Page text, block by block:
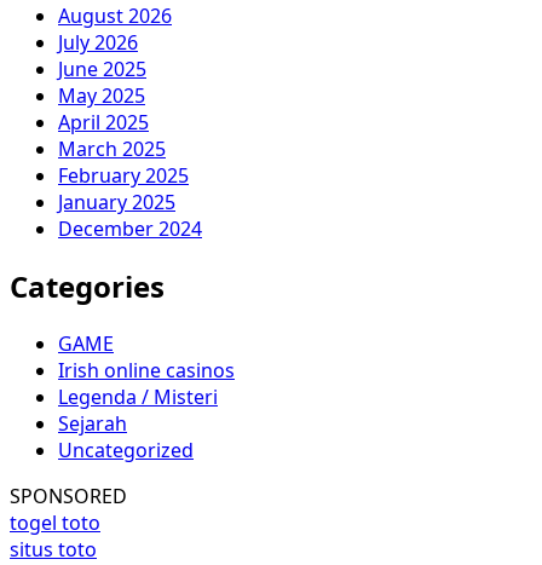
August 2026
July 2026
June 2025
May 2025
April 2025
March 2025
February 2025
January 2025
December 2024
Categories
GAME
Irish online casinos
Legenda / Misteri
Sejarah
Uncategorized
SPONSORED
togel toto
situs toto